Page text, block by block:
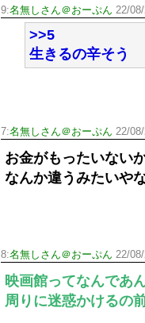
9:名無しさん＠おーぷん 22/
>>5
生きるの辛そう
7:名無しさん＠おーぷん 22/
お金がもったいない
なんか違うみたいや
8:名無しさん＠おーぷん 22/
映画館ってなんであ
周りに迷惑かけるの